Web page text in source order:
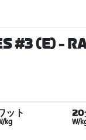
#3 (E)-
ット
kg
20
W/